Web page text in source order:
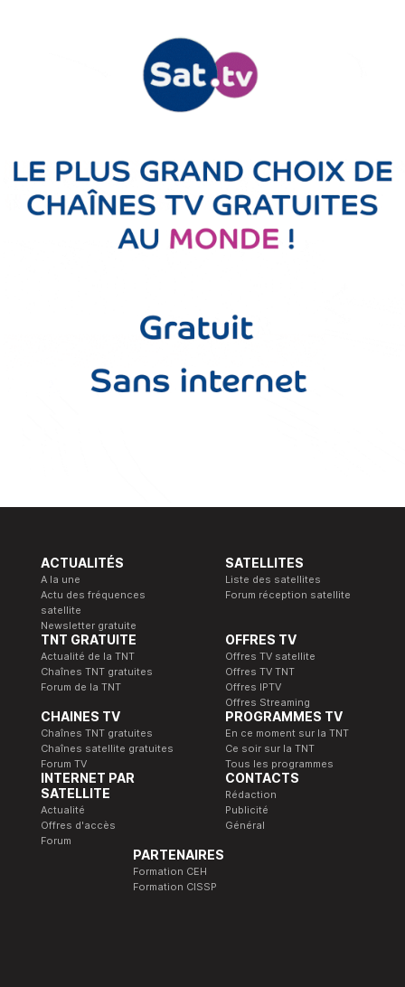
ACTUALITÉS
A la une
Actu des fréquences
satellite
Newsletter gratuite
SATELLITES
Liste des satellites
Forum réception satellite
TNT GRATUITE
Actualité de la TNT
Chaînes TNT gratuites
Forum de la TNT
OFFRES TV
Offres TV satellite
Offres TV TNT
Offres IPTV
Offres Streaming
CHAINES TV
Chaînes TNT gratuites
Chaînes satellite gratuites
Forum TV
PROGRAMMES TV
En ce moment sur la TNT
Ce soir sur la TNT
Tous les programmes
INTERNET PAR
SATELLITE
Actualité
Offres d'accès
Forum
CONTACTS
Rédaction
Publicité
Général
PARTENAIRES
Formation CEH
Formation CISSP